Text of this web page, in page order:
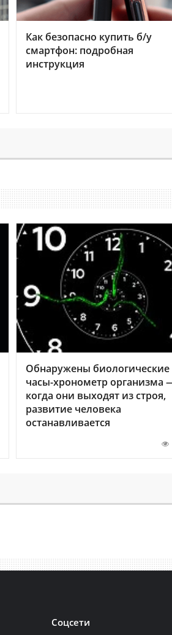
Как безопасно купить б/у
смартфон: подробная
инструкция
Обнаружены биологические
часы-хронометр организма
когда они выходят из строя,
развитие человека
останавливается
Соцсети